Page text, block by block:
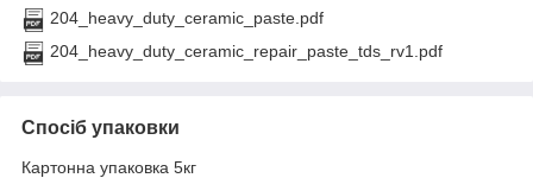
204_heavy_duty_ceramic_paste.pdf
204_heavy_duty_ceramic_repair_paste_tds_rv1.pdf
Спосіб упаковки
Картонна упаковка 5кг